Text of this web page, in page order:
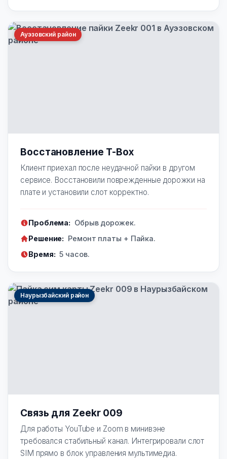
Ауэзовский район
Восстановление T-Box
Клиент приехал после неудачной пайки в другом
сервисе. Восстановили поврежденные дорожки на
плате и установили слот корректно.
Проблема: Обрыв дорожек.
Решение: Ремонт платы + Пайка.
Время: 5 часов.
Наурызбайский район
Связь для Zeekr 009
Для работы YouTube и Zoom в минивэне
требовался стабильный канал. Интегрировали слот
SIM прямо в блок управления мультимедиа.